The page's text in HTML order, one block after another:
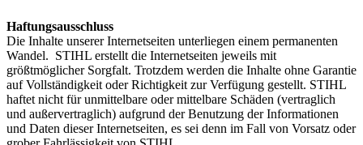
Haftungsausschluss
Die Inhalte unserer Internetseiten unterliegen einem permanenten
Wandel. STIHL erstellt die Internetseiten jeweils mit
größtmöglicher Sorgfalt. Trotzdem werden die Inhalte ohne Garantie
auf Vollständigkeit oder Richtigkeit zur Verfügung gestellt. STIHL
haftet nicht für unmittelbare oder mittelbare Schäden (vertraglich
und außervertraglich) aufgrund der Benutzung der Informationen
und Daten dieser Internetseiten, es sei denn im Fall von Vorsatz oder